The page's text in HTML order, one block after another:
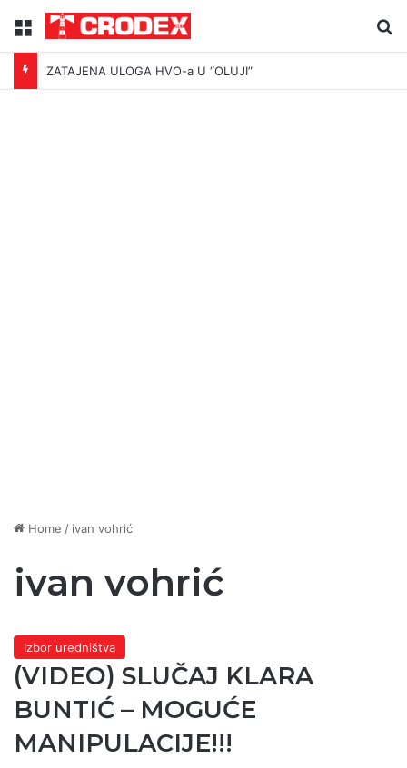
Menu
ZATAJENA ULOGA HVO-a U “OLUJI”
Home / ivan vohrić
ivan vohrić
Izbor uredništva
(VIDEO) SLUČAJ KLARA
BUNTIĆ – MOGUĆE
MANIPULACIJE!!!